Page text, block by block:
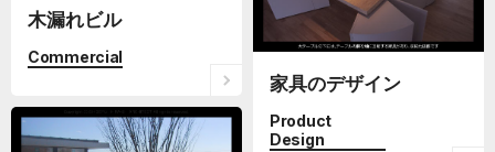
木漏れビル
Commercial
家具のデザイン
Product
Design